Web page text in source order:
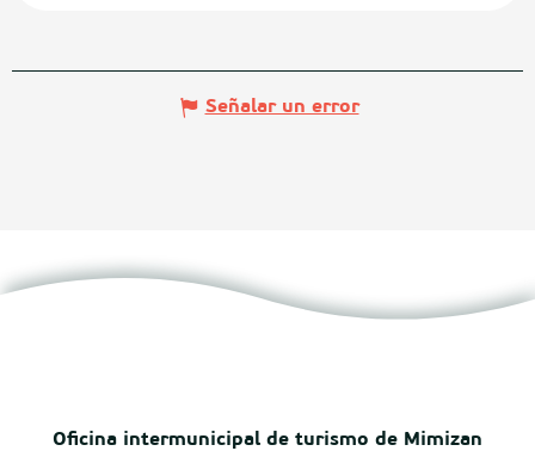
Señalar un error
Oficina intermunicipal de turismo de Mimizan